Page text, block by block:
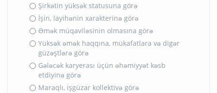
Şirkətin yüksək statusuna görə
İşin, layihənin xarakterinə görə
Əmək müqaviləsinin olmasına görə
Yüksək əmək haqqına, mükafatlara və digər
güzəştlərə görə
Gələcək karyerası üçün əhəmiyyət kəsb
etdiyinə görə
Maraqlı, işgüzar kollektivə görə